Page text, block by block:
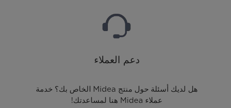
دعم العملاء
هل لديك أسئلة حول منتج Midea الخاص بك؟ خدمة
عملاء Midea هنا لمساعدتك!